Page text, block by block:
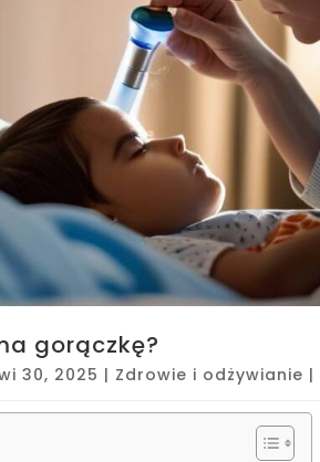
gorączkę?
30, 2025 | Zdrowie i odżywianie |